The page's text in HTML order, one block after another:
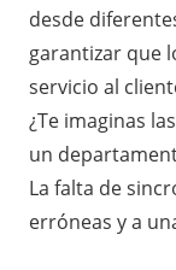
desde
garantizar que
servicio al
¿Te imaginas
un
La falta de
erróneas y a